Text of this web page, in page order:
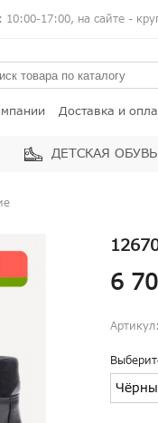
17:00, на сайте -
Доставка и
ДЕТСКАЯ ОБУВЬ
6
Артикул: